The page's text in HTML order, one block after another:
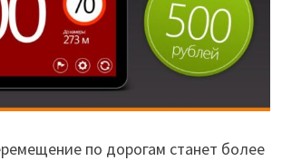
по дорогам станет более